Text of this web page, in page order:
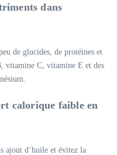
dans
de glucides, de protéines et
vitamine C, vitamine E et des
calorique faible en
ajout d’huile et évitez la